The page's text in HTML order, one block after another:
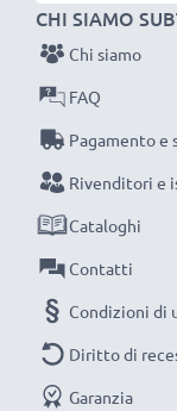
compromessi
CHI SIAMO
Chi siamo
FAQ
Pagamento e
Rivenditori e
Cataloghi
Contatti
Condizioni di
Diritto di
Garanzia